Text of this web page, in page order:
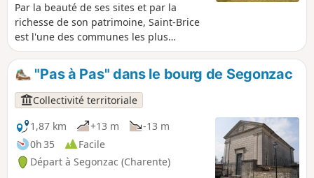
Par la beauté de ses sites et par la
richesse de son patrimoine, Saint-Brice
est l'une des communes les plus
pittoresques du Cognaçais. Dans l'écrin
que lui procurent les vallées de la
Charente et de la Soloire, l'homme a
depuis longtemps élevé des édifices
symboliques : dolmens, églises,
abbayes, châteaux et logis, toutes ces
constructions étant d'une facture
particulièrement soignée.
"Pas à Pas" dans le bourg de Segonzac
Collectivité territoriale
1,87 km
+13 m
-13 m
0h 35
Facile
Départ à Segonzac (Charente)